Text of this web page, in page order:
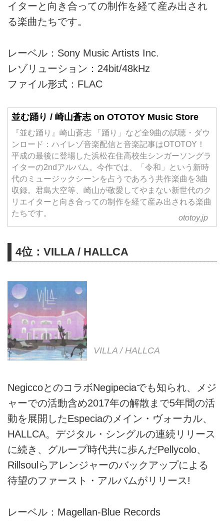
イターと向き合っての制作を経て産み出され
る楽曲たちです。
レーベル：Sony Music Artists Inc.
レゾリューション：24bit/48kHz
ファイル形式：FLAC
並む踊り / 崎山蒼志 on OTOTOY Music Store
『並む踊り』崎山蒼志 「踊り」など全9曲の試聴・ダウ
ンロード：ハイレゾ音楽配信と音楽記事はOTOTOY！
平成の最後に登場した浜松在住高校生シンガーソングラ
イターの2ndアルバム。今作では、「令和」という新時
代のミュージックシーンを占うであろう共作楽曲を3曲
収録。君島大空等、崎山が敬愛してやまない新世代のク
リエイターと向き合っての制作を経て産み出される楽曲
たちです。
ototoy.jp
4位：VILLA / HALLCA
VILLA / HALLCA
NegiccoとのコラボNegipeciaでも知られ、メジ
ャーでの活動含め2017年の解散まで5年間の活
動を展開したEspeciaのメイン・ヴォーカル、
HALLCA。デジタル・シングルの連続リリース
に続き、グループ時代共に歩んだPellycolo、
Rillsoulらアレンジャーのバックアップによる
待望のファースト・アルバムがリリース!
レーベル：Magellan-Blue Records